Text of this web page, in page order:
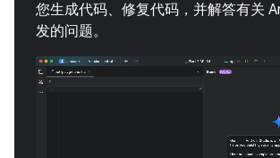
您生成代码、修复代码，并解答有关
发的问题。